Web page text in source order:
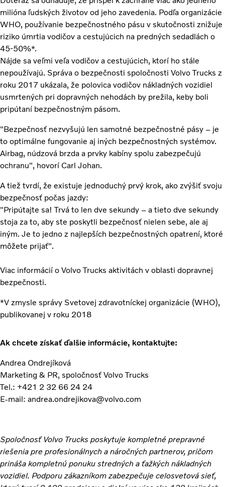
milióna ľudských životov od jeho zavedenia. Podľa organizácie
WHO, používanie bezpečnostného pásu v skutočnosti znižuje
riziko úmrtia vodičov a cestujúcich na predných sedadlách o
45-50%*.
Nájde sa veľmi veľa vodičov a cestujúcich, ktorí ho stále
nepoužívajú. Správa o bezpečnosti spoločnosti Volvo Trucks z
roku 2017 ukázala, že polovica vodičov nákladných vozidiel
usmrtených pri dopravných nehodách by prežila, keby boli
pripútaní bezpečnostným pásom.
"Bezpečnosť nezvyšujú len samotné bezpečnostné pásy – je
to optimálne fungovanie aj iných bezpečnostných systémov.
Airbag, núdzová brzda a prvky kabíny spolu zabezpečujú
ochranu", hovorí Carl Johan.
A tiež tvrdí, že existuje jednoduchý prvý krok, ako zvýšiť svoju
bezpečnosť počas jazdy:
"Pripútajte sa! Trvá to len dve sekundy – a tieto dve sekundy
stoja za to, aby ste poskytli bezpečnosť nielen sebe, ale aj
iným. Je to jedno z najlepších bezpečnostných opatrení, ktoré
môžete prijať".
Viac informácií o Volvo Trucks aktivitách v oblasti dopravnej
bezpečnosti.
*V zmysle správy Svetovej zdravotníckej organizácie (WHO),
publikovanej v roku 2018
Ak chcete získať ďalšie informácie, kontaktujte:
Andrea Ondrejíková
Marketing & PR, spoločnosť Volvo Trucks
Tel.: +421 2 32 66 24 24
E-mail: andrea.ondrejikova@volvo.com
Spoločnosť Volvo Trucks poskytuje kompletné prepravné
riešenia pre profesionálnych a náročných partnerov, pričom
prináša kompletnú ponuku stredných a ťažkých nákladných
vozidiel. Podporu zákazníkom zabezpečuje celosvetová sieť,